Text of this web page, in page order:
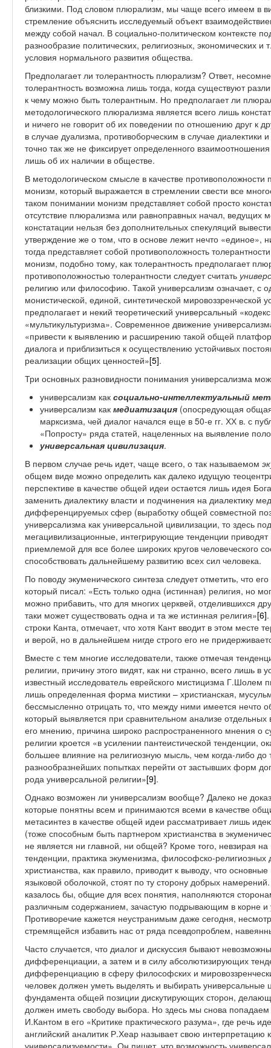
близкими. Под словом плюрализм, мы чаще всего имеем в
стремление объяснить исследуемый объект
между собой начал. В социально-политическом контексте
разнообразие политических, религиозных, экономических и
условия нормального развития общества.
Предполагает ли толерантность плюрализм? Ответ,
толерантность возможна лишь тогда, когда существуют
к чему можно быть толерантным. Но предполагает ли
методологического плюрализма является всего лишь
и ничего не говорит об их поведении по отношению друг к
в случае дуализма, противоборческим в случае
точно так же не фиксирует определенного взаимоотношения
лишь об их наличии в обществе.
В методологическом смысле в качестве
монизм, который выражается в стремлении свести все
таком понимании монизм представляет собой просто
отсутствие плюрализма или равноправных начал, ведущих
констатации нельзя без дополнительных спекуляций
утверждение же о том, что в основе лежит нечто «единое»,
тогда представляет собой противоположность
монизм, подобно тому, как толерантность предполагает
противоположностью толерантности следует считать
религию или философию. Такой универсализм означает, с
монистической, единой, синтетической мировоззренческой
предполагает и некий теоретический универсальный
«мультикультуризма». Современное движение
«привести к выявлению и расширению такой общей
диалога и приблизиться к осуществлению устойчивых
реализации общих ценностей»[5].
Три основных разновидности понимания универсализма
универсализм как социально-интеллектуальный
универсализм как медиатизация (опосредующая
марксизма, чей диалог начался еще в 50-е гг. ХХ в. с
«Попросту» ряда статей, нацеленных на выявление
универсальная цивилизация.
В первом случае речь идет, чаще всего, о так называемом
общем виде можно определить как далеко идущую
перспективе в качестве общей идеи остается лишь идея
заменить диалектику власти и подчинения на диалектику
дифференцируемых сфер (выработку общей совместной
универсализма как универсальной цивилизации, то здесь
мегацивилизационные, интегрирующие тенденции
приемлемой для все более широких кругов человеческого
способствовать дальнейшему развитию всех сил человека.
По поводу экуменического синтеза следует отметить, что
который писал: «Есть только одна (истинная) религия, но
можно прибавить, что для многих церквей, отделившихся
таки может существовать одна и та же истинная религия»[6]
строки Канта, отмечает, что хотя Кант вводит в этом месте
и верой, но в дальнейшем нигде строго его не
Вместе с тем многие исследователи, также отмечая
религии, причину этого видят, как ни странно, всего лишь в
известный исследователь еврейского мистицизма
лишь определенная форма мистики – христианская,
бессмысленно отрицать то, что между ними имеется нечто
который выявляется при сравнительном анализе отдельных
его мнению, причина широко распространенного мнения о
религии кроется «в усилении пантеистической тенденции,
большее влияние на религиозную мысль, чем когда-либо до
разнообразнейших попытках перейти от застывших форм
рода универсальной религии»[9].
Однако возможен ли универсализм вообще? Далеко не
которые понятны всем и принимаются всеми в качестве
метасинтез в качестве общей идеи рассматривает лишь
(тоже способным быть партнером христианства в
не является ни главной, ни общей? Кроме того, невзирая
тенденции, практика экуменизма, философско-религиозных
христианства, как правило, приводит к выводу, что
языковой оболочкой, стоят по ту сторону добрых
казалось бы, общие для всех понятия, наполняются
различным содержанием, зачастую подрывающим в корне
Противоречие кажется неустранимым даже сегодня,
стремящейся избавить нас от ряда псевдопроблем,
Часто случается, что диалог и дискуссия бывают
дифференциации, а затем и в силу абсолютизирующих
дифференциацию в сферу философских и
человек должен уметь выделять и выбирать универсальные
фундамента общей позиции дискутирующих сторон,
должен иметь свободу выбора. Но здесь мы снова
И.Кантом в его «Критике практического разума», где речь
английский аналитик Р.Хеар называет свою интерпретацию
универсализуемости». Он пишет, что возможность